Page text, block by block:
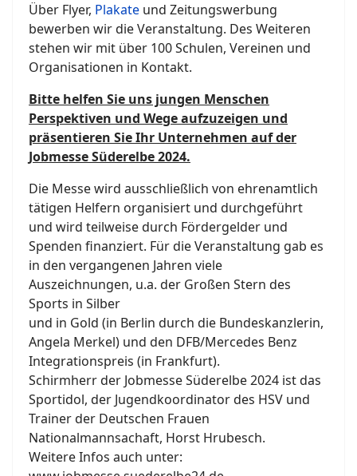
Über Flyer, Plakate und Zeitungswerbung
bewerben wir die Veranstaltung. Des Weiteren
stehen wir mit über 100 Schulen, Vereinen und
Organisationen in Kontakt.
Bitte helfen Sie uns jungen Menschen
Perspektiven und Wege aufzuzeigen und
präsentieren Sie Ihr Unternehmen auf der
Jobmesse Süderelbe 2024.
Die Messe wird ausschließlich von ehrenamtlich
tätigen Helfern organisiert und durchgeführt
und wird teilweise durch Fördergelder und
Spenden finanziert. Für die Veranstaltung gab es
in den vergangenen Jahren viele
Auszeichnungen, u.a. der Großen Stern des
Sports in Silber
und in Gold (in Berlin durch die Bundeskanzlerin,
Angela Merkel) und den DFB/Mercedes Benz
Integrationspreis (in Frankfurt).
Schirmherr der Jobmesse Süderelbe 2024 ist das
Sportidol, der Jugendkoordinator des HSV und
Trainer der Deutschen Frauen
Nationalmannsachaft, Horst Hrubesch.
Weitere Infos auch unter: